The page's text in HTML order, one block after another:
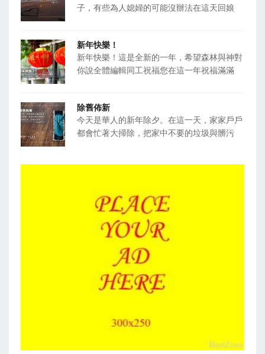
子，有些為人媳婦的可能沒辦法在這天回娘
新年快樂！
新年快樂！這是全新的一年，希望森林與神對
你說全體編輯同工祝福您在這一年祝福滿滿
除舊佈新
今天是華人的新年除夕。在這一天，家家戶戶
都會忙著大掃除，把家中不要的垃圾與髒污